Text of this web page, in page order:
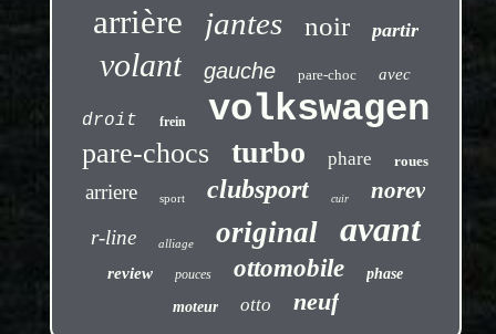
arrière jantes noir partir
volant gauche pare-choc avec
droit frein volkswagen
pare-chocs turbo phare roues
arriere sport clubsport cuir norev
r-line alliage original avant
review pouces ottomobile
phase
moteur
otto neuf